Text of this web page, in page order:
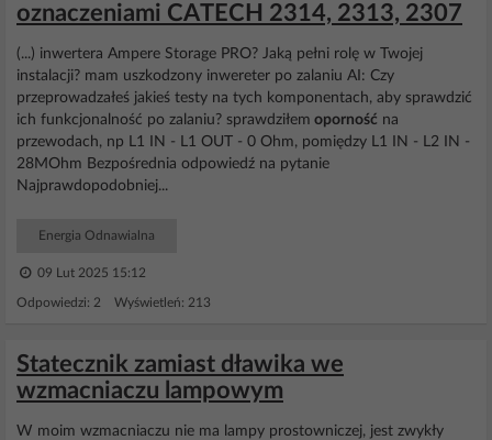
oznaczeniami CATECH 2314, 2313, 2307
(...) inwertera Ampere Storage PRO? Jaką pełni rolę w Twojej
instalacji? mam uszkodzony inwereter po zalaniu AI: Czy
przeprowadzałeś jakieś testy na tych komponentach, aby sprawdzić
ich funkcjonalność po zalaniu? sprawdziłem oporność na
przewodach, np L1 IN - L1 OUT - 0 Ohm, pomiędzy L1 IN - L2 IN -
28MOhm Bezpośrednia odpowiedź na pytanie
Najprawdopodobniej...
Energia Odnawialna
09 Lut 2025 15:12
Odpowiedzi: 2 Wyświetleń: 213
Statecznik zamiast dławika we
wzmacniaczu lampowym
W moim wzmacniaczu nie ma lampy prostowniczej, jest zwykły